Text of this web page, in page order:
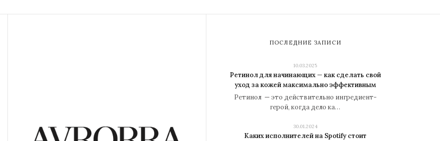
ПОСЛЕДНИЕ ЗАПИСИ
10.03.2025
Ретинол для начинающих — как сделать свой
уход за кожей максимально эффективным
Ретинол — это действительно ингредиент-
герой, когда дело ка…
30.01.2024
Каких исполнителей на Spotify стоит